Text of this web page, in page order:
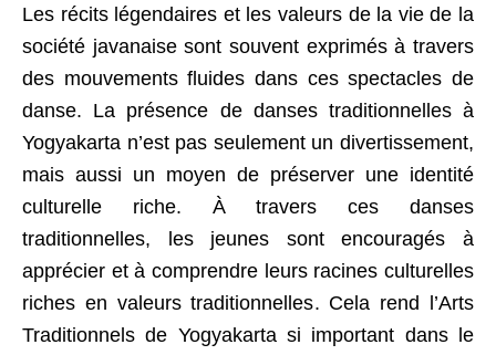
Les récits légendaires et les valeurs de la vie de la
société javanaise sont souvent exprimés à travers
des mouvements fluides dans ces spectacles de
danse. La présence de danses traditionnelles à
Yogyakarta n’est pas seulement un divertissement,
mais aussi un moyen de préserver une identité
culturelle riche. À travers ces danses
traditionnelles, les jeunes sont encouragés à
apprécier et à comprendre leurs racines culturelles
riches en valeurs traditionnelles. Cela rend l’Arts
Traditionnels de Yogyakarta si important dans le